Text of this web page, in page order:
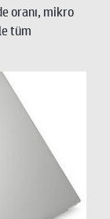
oranı, mikro
tüm